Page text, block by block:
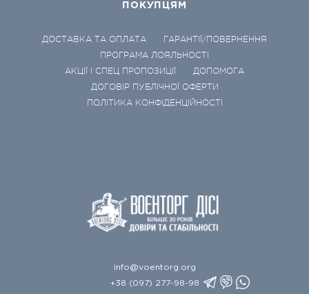
ПОКУПЦЯМ
ДОСТАВКА ТА ОПЛАТА
ГАРАНТІЇ/ПОВЕРНЕННЯ
ПРОГРАМА ЛОЯЛЬНОСТІ
АКЦІЇ І СПЕЦ ПРОПОЗИЦІЇ
ДОПОМОГА
ДОГОВІР ПУБЛІЧНОЇ ОФЕРТИ
ПОЛІТИКА КОНФІДЕНЦІЙНОСТІ
info@voentorg.org
+38 (097) 277-98-98